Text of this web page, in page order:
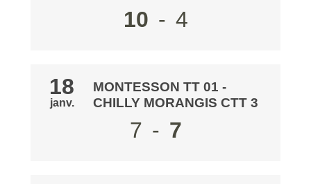
10 - 4
18
janv.
MONTESSON TT 01 -
CHILLY MORANGIS CTT 3
7 - 7